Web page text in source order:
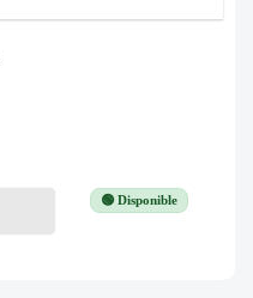
🟢 Disponible